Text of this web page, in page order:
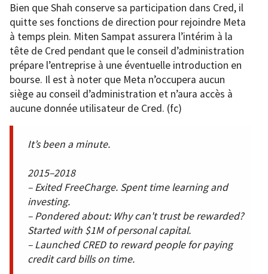
Bien que Shah conserve sa participation dans Cred, il
quitte ses fonctions de direction pour rejoindre Meta
à temps plein. Miten Sampat assurera l’intérim à la
tête de Cred pendant que le conseil d’administration
prépare l’entreprise à une éventuelle introduction en
bourse. Il est à noter que Meta n’occupera aucun
siège au conseil d’administration et n’aura accès à
aucune donnée utilisateur de Cred. (fc)
It’s been a minute.
2015–2018
– Exited FreeCharge. Spent time learning and
investing.
– Pondered about: Why can't trust be rewarded?
Started with $1M of personal capital.
– Launched CRED to reward people for paying
credit card bills on time.